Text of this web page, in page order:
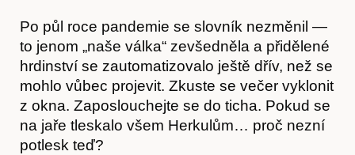
Po půl roce pandemie se slovník nezměnil —
to jenom „naše válka“ zevšedněla a přidělené
hrdinství se zautomatizovalo ještě dřív, než se
mohlo vůbec projevit. Zkuste se večer vyklonit
z okna. Zaposlouchejte se do ticha. Pokud se
na jaře tleskalo všem Herkulům… proč nezní
potlesk teď?